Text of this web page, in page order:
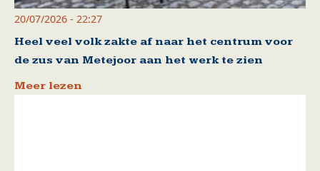
20/07/2026 - 22:27
Heel veel volk zakte af naar het centrum voor
de zus van Metejoor aan het werk te zien
Meer lezen